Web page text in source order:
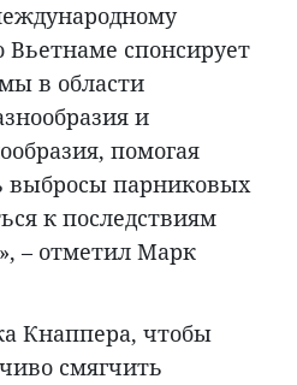
Вьетнаме спонсирует
в области
и
помогая
выбросы парниковых
к последствиям
– отметил Марк
Кнаппера, чтобы
смягчить